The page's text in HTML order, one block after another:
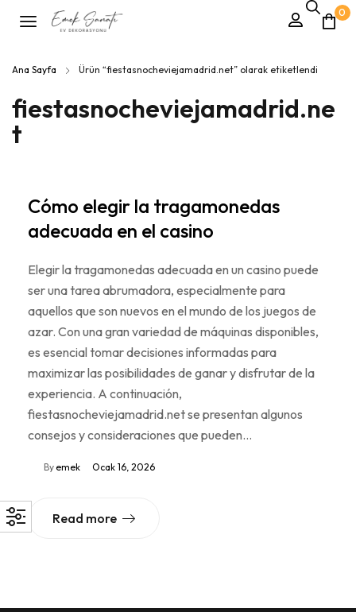
0
Ana Sayfa Ürün “fiestasnocheviejamadrid.net” olarak etiketlendi
fiestasnocheviejamadrid.ne
t
Cómo elegir la tragamonedas
adecuada en el casino
Elegir la tragamonedas adecuada en un casino puede
ser una tarea abrumadora, especialmente para
aquellos que son nuevos en el mundo de los juegos de
azar. Con una gran variedad de máquinas disponibles,
es esencial tomar decisiones informadas para
maximizar las posibilidades de ganar y disfrutar de la
experiencia. A continuación,
fiestasnocheviejamadrid.net se presentan algunos
consejos y consideraciones que pueden…
By emek Ocak 16, 2026
Read more